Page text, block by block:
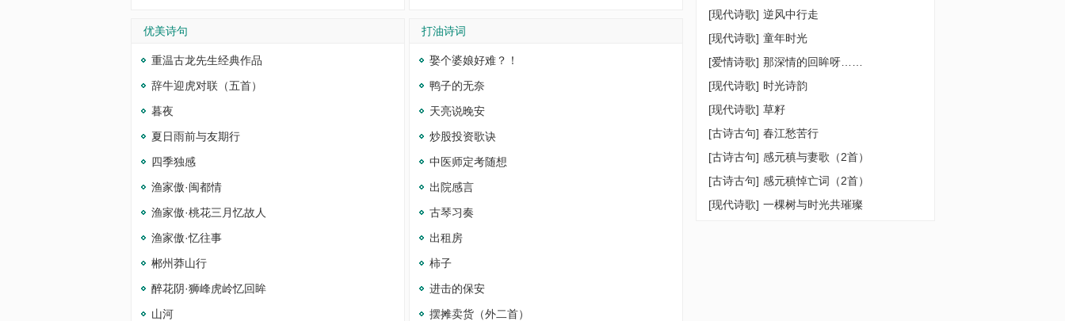
优美诗句
重温古龙先生经典作品
辞牛迎虎对联（五首）
暮夜
夏日雨前与友期行
四季独感
渔家傲·闽都情
渔家傲·桃花三月忆故人
渔家傲·忆往事
郴州莽山行
醉花阴·狮峰虎岭忆回眸
山河
打油诗词
娶个婆娘好难？！
鸭子的无奈
天亮说晚安
炒股投资歌诀
中医师定考随想
出院感言
古琴习奏
出租房
柿子
进击的保安
摆摊卖货（外二首）
[现代诗歌] 逆风中行走
[现代诗歌] 童年时光
[爱情诗歌] 那深情的回眸呀……
[现代诗歌] 时光诗韵
[现代诗歌] 草籽
[古诗古句] 春江愁苦行
[古诗古句] 感元稹与妻歌（2首）
[古诗古句] 感元稹悼亡词（2首）
[现代诗歌] 一棵树与时光共璀璨